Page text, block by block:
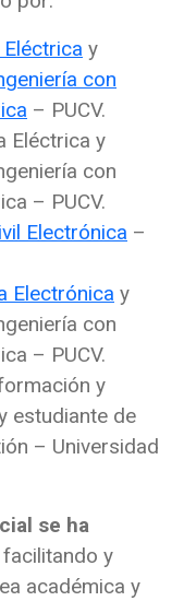
y
con
– PUCV.
Eléctrica y
con
– PUCV.
Electrónica –
Electrónica y
con
– PUCV.
y
estudiante de
– Universidad
se ha
facilitando y
académica y